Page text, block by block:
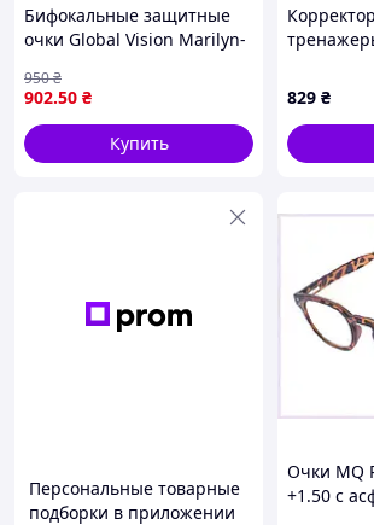
Бифокальные защитные
очки Global Vision Marilyn-
с диоптриями +2.5 _mx
902.50 ₴
950₴
Купить
829 ₴
Персональные товарные
подборки в приложении
Очки MQ
+1.50 с